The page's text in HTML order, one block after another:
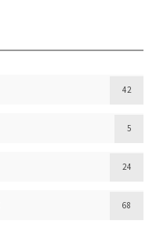
42
5
24
68